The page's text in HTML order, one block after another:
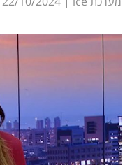
מדדים
ומחקרים
דעות
רכילות
עסקית